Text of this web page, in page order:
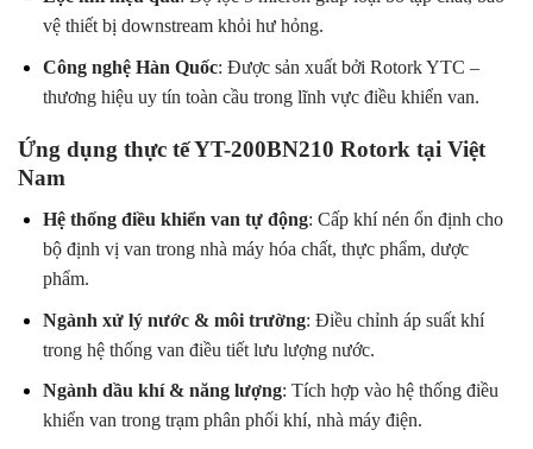
vệ thiết bị downstream khỏi hư hỏng.
Công nghệ Hàn Quốc: Được sản xuất bởi Rotork YTC –
thương hiệu uy tín toàn cầu trong lĩnh vực điều khiển van.
Ứng dụng thực tế YT-200BN210 Rotork tại Việt
Nam
Hệ thống điều khiển van tự động: Cấp khí nén ổn định cho
bộ định vị van trong nhà máy hóa chất, thực phẩm, dược
phẩm.
Ngành xử lý nước & môi trường: Điều chỉnh áp suất khí
trong hệ thống van điều tiết lưu lượng nước.
Ngành dầu khí & năng lượng: Tích hợp vào hệ thống điều
khiển van trong trạm phân phối khí, nhà máy điện.